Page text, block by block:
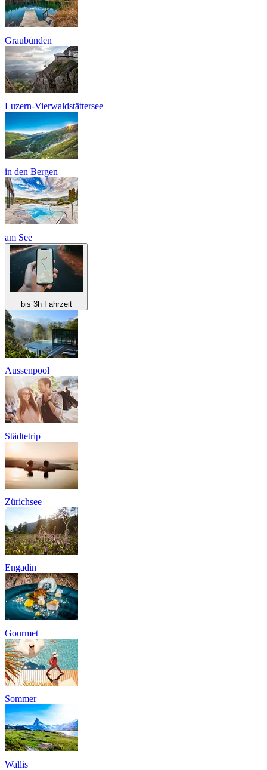
Graubünden
Luzern-Vierwaldstättersee
in den Bergen
am See
bis 3h Fahrzeit
Aussenpool
Städtetrip
Zürichsee
Engadin
Gourmet
Sommer
Wallis